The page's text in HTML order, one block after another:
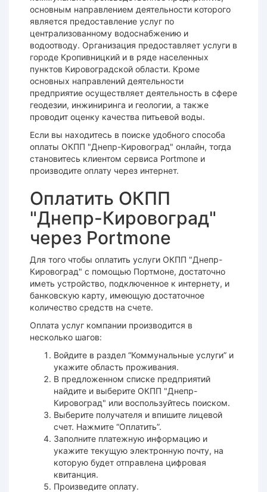
основным направлением деятельности которого
является предоставление услуг по
централизованному водоснабжению и
водоотводу. Организация предоставляет услуги в
городе Кропивницкий и в ряде населенных
пунктов Кировоградской области. Кроме
основных направлений деятельности
предприятие осуществляет деятельность в сфере
геодезии, инжиниринга и геологии, а также
проводит оценку качества питьевой воды.
Если вы находитесь в поиске удобного способа
оплаты ОКПП "Днепр-Кировоград" онлайн, тогда
становитесь клиентом сервиса Portmone и
производите оплату через интернет.
Оплатить ОКПП
"Днепр-Кировоград"
через Portmone
Для того чтобы оплатить услуги ОКПП "Днепр-
Кировоград" с помощью Портмоне, достаточно
иметь устройство, подключенное к интернету, и
банковскую карту, имеющую достаточное
количество средств на счете.
Оплата услуг компании производится в
несколько шагов:
Войдите в раздел “Коммунальные услуги” и
укажите область проживания.
В предложенном списке предприятий
найдите и выберите ОКПП "Днепр-
Кировоград" или воспользуйтесь поиском.
Выберите получателя и впишите лицевой
счет. Нажмите “Оплатить”.
Заполните платежную информацию и
укажите текущую электронную почту, на
которую будет отправлена цифровая
квитанция.
Произведите оплату.